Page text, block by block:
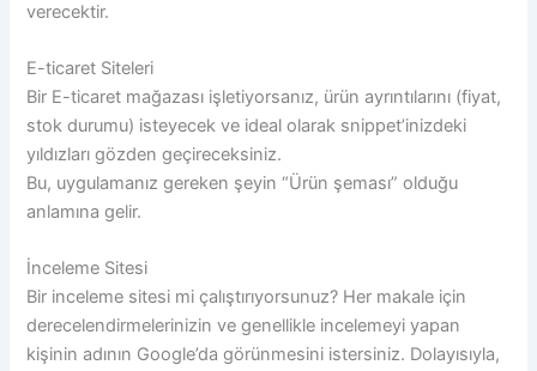
verecektir.
E-ticaret Siteleri
Bir E-ticaret mağazası işletiyorsanız, ürün ayrıntılarını (fiyat,
stok durumu) isteyecek ve ideal olarak snippet’inizdeki
yıldızları gözden geçireceksiniz.
Bu, uygulamanız gereken şeyin “Ürün şeması” olduğu
anlamına gelir.
İnceleme Sitesi
Bir inceleme sitesi mi çalıştırıyorsunuz? Her makale için
derecelendirmelerinizin ve genellikle incelemeyi yapan
kişinin adının Google’da görünmesini istersiniz. Dolayısıyla,